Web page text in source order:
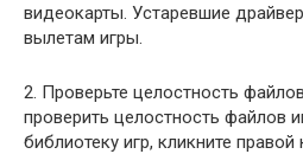
видеокарты. Устаревшие
вылетам игры.
2. Проверьте целостность
проверить целостность файлов
библиотеку игр, кликните